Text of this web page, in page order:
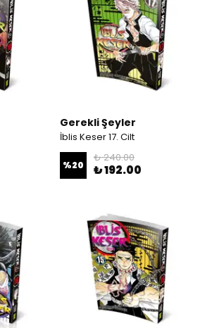
Gerekli Şeyler
İblis Keser 17. Cilt
%20
₺ 240.00
₺ 192.00